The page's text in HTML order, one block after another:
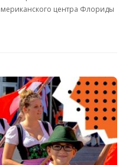
центра Флориды